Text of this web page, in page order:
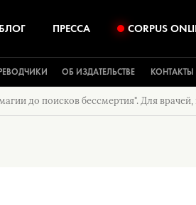
БЛОГ ПРЕССА CORPUS
ОБ ИЗДАТЕЛЬСТВЕ КОНТАКТЫ
до поисков бессмертия". Для